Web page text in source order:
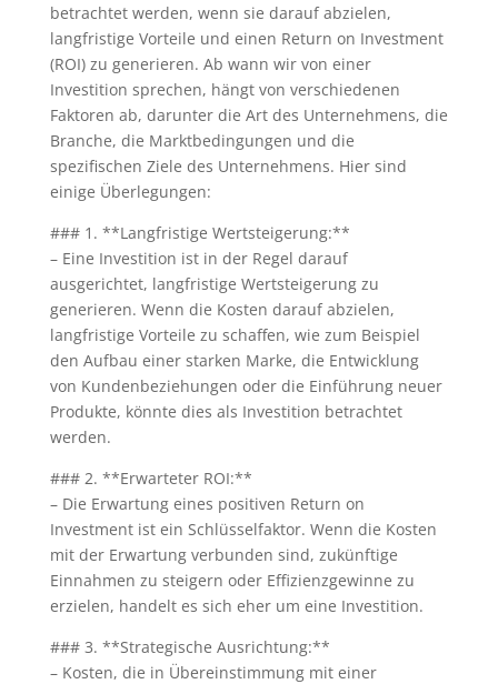
betrachtet werden, wenn sie darauf abzielen,
langfristige Vorteile und einen Return on Investment
(ROI) zu generieren. Ab wann wir von einer
Investition sprechen, hängt von verschiedenen
Faktoren ab, darunter die Art des Unternehmens, die
Branche, die Marktbedingungen und die
spezifischen Ziele des Unternehmens. Hier sind
einige Überlegungen:
### 1. **Langfristige Wertsteigerung:**
– Eine Investition ist in der Regel darauf
ausgerichtet, langfristige Wertsteigerung zu
generieren. Wenn die Kosten darauf abzielen,
langfristige Vorteile zu schaffen, wie zum Beispiel
den Aufbau einer starken Marke, die Entwicklung
von Kundenbeziehungen oder die Einführung neuer
Produkte, könnte dies als Investition betrachtet
werden.
### 2. **Erwarteter ROI:**
– Die Erwartung eines positiven Return on
Investment ist ein Schlüsselfaktor. Wenn die Kosten
mit der Erwartung verbunden sind, zukünftige
Einnahmen zu steigern oder Effizienzgewinne zu
erzielen, handelt es sich eher um eine Investition.
### 3. **Strategische Ausrichtung:**
– Kosten, die in Übereinstimmung mit einer